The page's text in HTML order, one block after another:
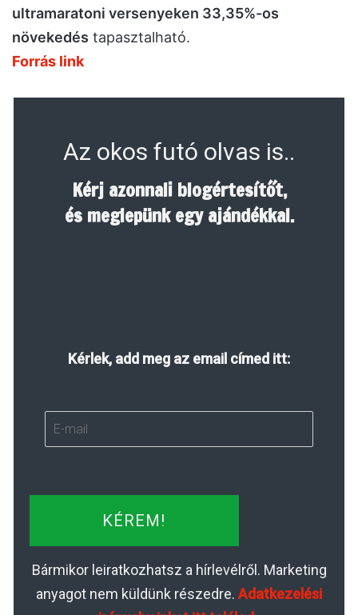
ultramaratoni versenyeken 33,35%-os
növekedés tapasztalható.
Forrás link
Az okos futó olvas is..
Kérj azonnali blogértesítőt,
és meglepünk egy ajándékkal.
Kérlek, add meg az email címed itt:
KÉREM!
Bármikor leiratkozhatsz a hírlevélről. Marketing
anyagot nem küldünk részedre. Adatkezelési